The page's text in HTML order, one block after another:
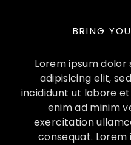
BRING
Lorem ipsum
adipisicing elit,
incididunt ut labore
enim ad minim
exercitation
consequat.